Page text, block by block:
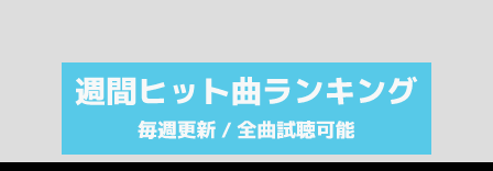
注目カテゴリ
オリジナルiTunes週間トップソング